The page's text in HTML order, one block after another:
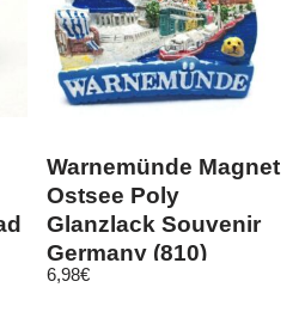
Warnemünde Magnet
Ostsee Poly
Glanzlack Souvenir
Germany (810)
6,98€